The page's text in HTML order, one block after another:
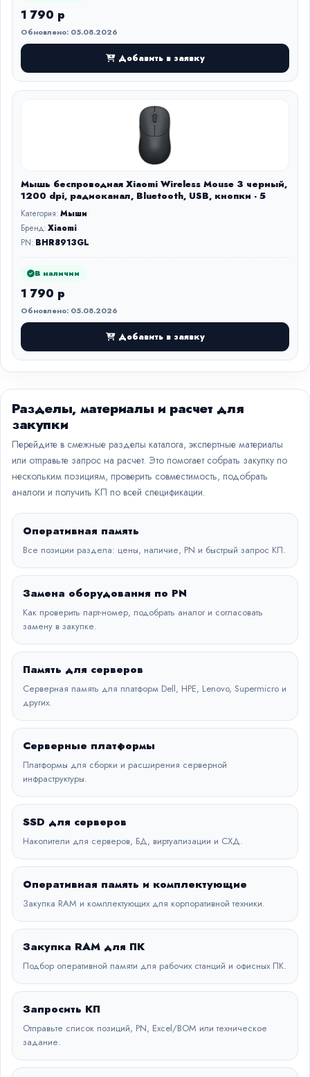
1 790 р
Обновлено: 05.08.2026
Добавить в заявку
Мышь беспроводная Xiaomi Wireless Mouse 3 черный,
1200 dpi, радиоканал, Bluetooth, USB, кнопки - 5
Категория:Мыши
Бренд:Xiaomi
PN: BHR8913GL
В наличии
1 790 р
Обновлено: 05.08.2026
Добавить в заявку
Разделы, материалы и расчет для
закупки
Перейдите в смежные разделы каталога, экспертные материалы
или отправьте запрос на расчет. Это помогает собрать закупку по
нескольким позициям, проверить совместимость, подобрать
аналоги и получить КП по всей спецификации.
Оперативная память
Все позиции раздела: цены, наличие, PN и быстрый запрос КП.
Замена оборудования по PN
Как проверить парт-номер, подобрать аналог и согласовать
замену в закупке.
Память для серверов
Серверная память для платформ Dell, HPE, Lenovo, Supermicro и
других.
Серверные платформы
Платформы для сборки и расширения серверной
инфраструктуры.
SSD для серверов
Накопители для серверов, БД, виртуализации и СХД.
Оперативная память и комплектующие
Закупка RAM и комплектующих для корпоративной техники.
Закупка RAM для ПК
Подбор оперативной памяти для рабочих станций и офисных ПК.
Запросить КП
Отправьте список позиций, PN, Excel/BOM или техническое
задание.